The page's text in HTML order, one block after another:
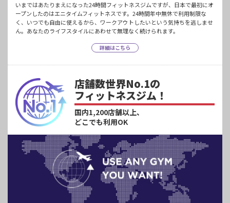
いまではあたりまえになった24時間フィットネスジムですが、日本で最初にオ
ープンしたのはエニタイムフィットネスです。24時間年中無休で利用制限な
く、いつでも自由に使えるから、ワークアウトしたいという気持ちを逃しませ
ん。あなたのライフスタイルにあわせて無理なく続けられます。
詳細はこちら
店舗数世界No.1の
フィットネスジム！
国内1,200店舗以上、
どこでも利用OK